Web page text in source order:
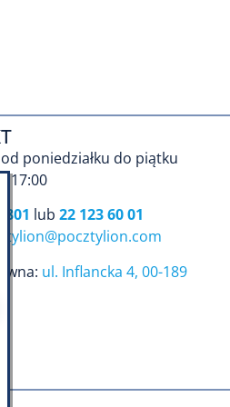
poniedziałku do piątku
17:00
801 lub 22 123 60 01
ul. Inflancka 4, 00-189